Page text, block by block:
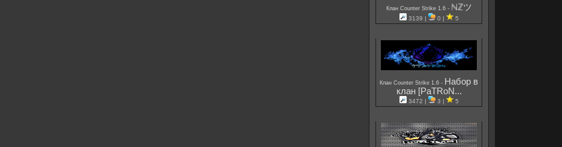
Клан Counter Strike 1.6 - ℕℤツ
3139 | 0 | 5
Клан Counter Strike 1.6 - Набор в
клан [PaTRoN...
3472 | 3 | 5